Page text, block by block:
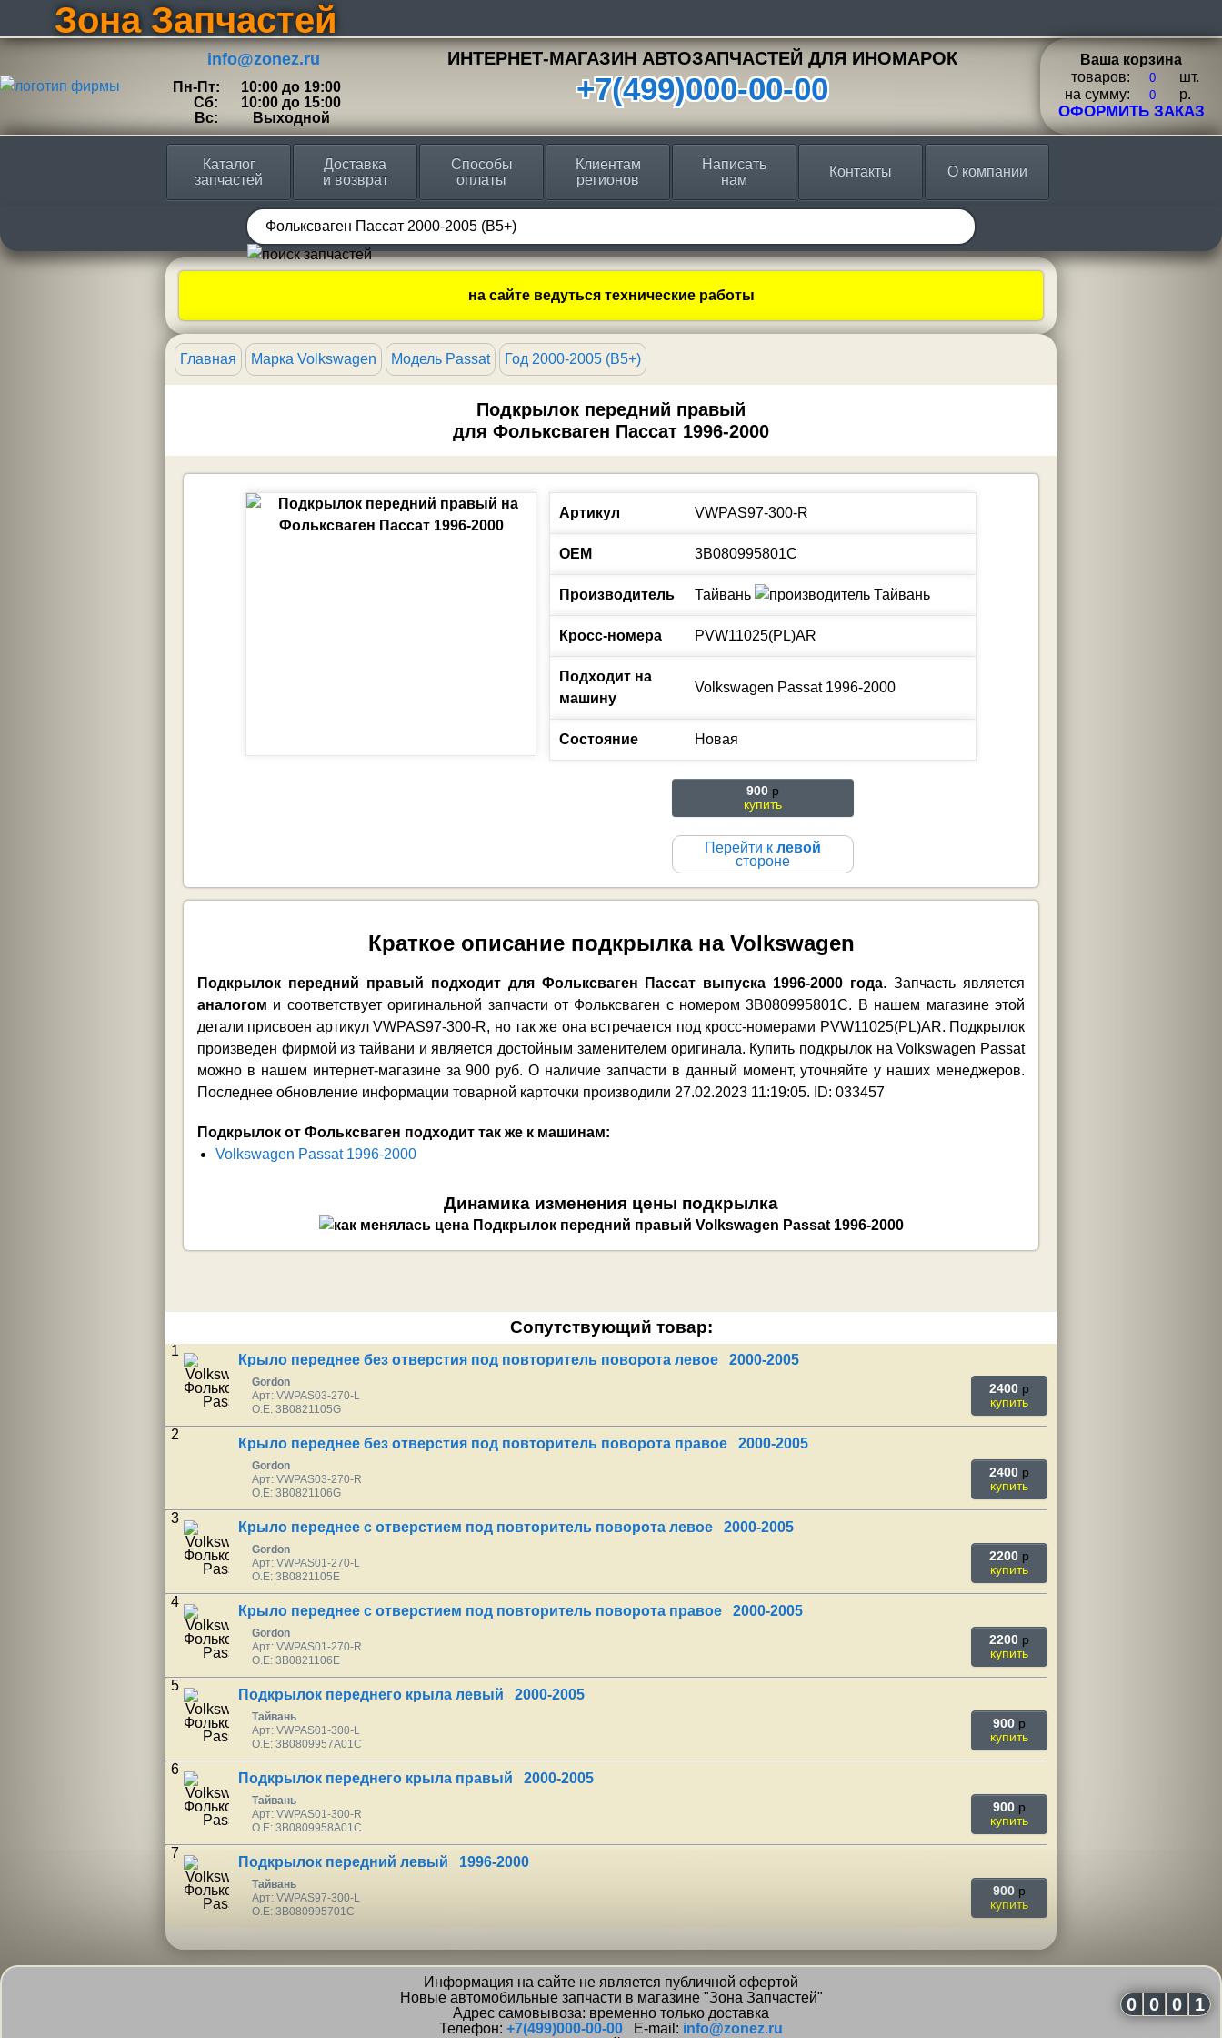
Зона Запчастей
info@zonez.ru
Пн-Пт:
Сб:
Вс:
10:00 до 19:00
10:00 до 15:00
Выходной
ИНТЕРНЕТ-МАГАЗИН АВТОЗАПЧАСТЕЙ ДЛЯ ИНОМАРОК
+7(499)000-00-00
Ваша корзина
товаров:
шт.
на сумму:
p.
ОФОРМИТЬ ЗАКАЗ
Каталог
запчастей
Доставка
и возврат
Способы
оплаты
Клиентам
регионов
Написать
нам
Контакты О компании
на сайте ведуться технические работы
Главная Марка Volkswagen Модель Passat Год 2000-2005 (B5+)
Подкрылок передний правый
для Фольксваген Пассат 1996-2000
Артикул VWPAS97-300-R
ОЕМ 3B080995801C
Производитель Тайвань
Кросс-номера PVW11025(PL)AR
Подходит на
машину
Volkswagen Passat 1996-2000
Состояние Новая
900 p
купить
Перейти к левой
стороне
Краткое описание подкрылка на Volkswagen
Подкрылок передний правый подходит для Фольксваген Пассат выпуска 1996-2000 года. Запчасть является
аналогом и соответствует оригинальной запчасти от Фольксваген с номером 3B080995801C. В нашем магазине этой
детали присвоен артикул VWPAS97-300-R, но так же она встречается под кросс-номерами PVW11025(PL)AR. Подкрылок
произведен фирмой из тайвани и является достойным заменителем оригинала. Купить подкрылок на Volkswagen Passat
можно в нашем интернет-магазине за 900 руб. О наличие запчасти в данный момент, уточняйте у наших менеджеров.
Последнее обновление информации товарной карточки производили 27.02.2023 11:19:05. ID: 033457
Подкрылок от Фольксваген подходит так же к машинам:
Volkswagen Passat 1996-2000
Динамика изменения цены подкрылка
Сопутствующий товар:
1
Крыло переднее без отверстия под повторитель поворота левое 2000-2005
Gordon
Арт: VWPAS03-270-L
O.E: 3B0821105G
2400 p
купить
2
Крыло переднее без отверстия под повторитель поворота правое 2000-2005
Gordon
Арт: VWPAS03-270-R
O.E: 3B0821106G
2400 p
купить
3
Крыло переднее с отверстием под повторитель поворота левое 2000-2005
Gordon
Арт: VWPAS01-270-L
O.E: 3B0821105E
2200 p
купить
4
Крыло переднее с отверстием под повторитель поворота правое 2000-2005
Gordon
Арт: VWPAS01-270-R
O.E: 3B0821106E
2200 p
купить
5
Подкрылок переднего крыла левый 2000-2005
Тайвань
Арт: VWPAS01-300-L
O.E: 3B0809957A01C
900 p
купить
6
Подкрылок переднего крыла правый 2000-2005
Тайвань
Арт: VWPAS01-300-R
O.E: 3B0809958A01C
900 p
купить
7
Подкрылок передний левый 1996-2000
Тайвань
Арт: VWPAS97-300-L
O.E: 3B080995701C
900 p
купить
Информация на сайте не является публичной офертой
Новые автомобильные запчасти в магазине "Зона Запчастей"
Адрес самовывоза: временно только доставка
Телефон: +7(499)000-00-00 E-mail: info@zonez.ru
0 0 0 1